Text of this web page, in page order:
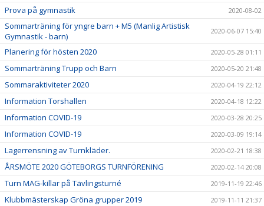
Prova på gymnastik 2020-08-02
Sommarträning för yngre barn + M5 (Manlig Artistisk
Gymnastik - barn)
2020-06-07 15:40
Planering för hösten 2020 2020-05-28 01:11
Sommarträning Trupp och Barn 2020-05-20 21:48
Sommaraktiviteter 2020 2020-04-19 22:12
Information Torshallen 2020-04-18 12:22
Information COVID-19 2020-03-28 20:25
Information COVID-19 2020-03-09 19:14
Lagerrensning av Turnkläder. 2020-02-21 18:38
ÅRSMÖTE 2020 GÖTEBORGS TURNFÖRENING 2020-02-14 20:08
Turn MAG-killar på Tävlingsturné 2019-11-19 22:46
Klubbmästerskap Gröna grupper 2019 2019-11-11 21:37